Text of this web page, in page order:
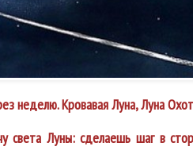
неделю. Кровавая Луна, Луна
света Луны: сделаешь шаг в